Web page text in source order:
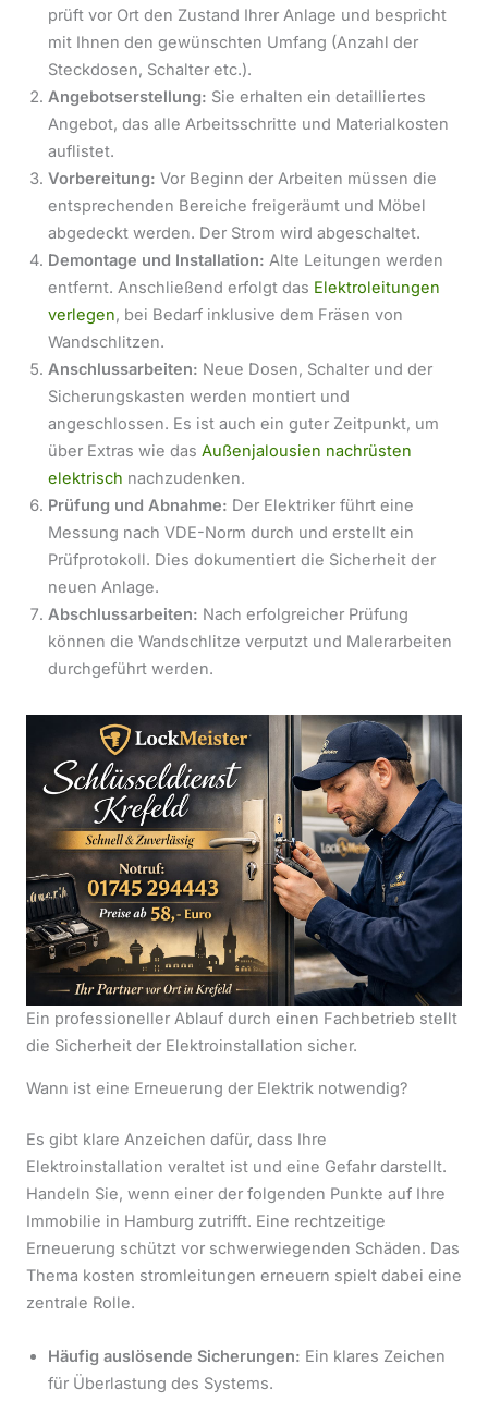
prüft vor Ort den Zustand Ihrer Anlage und bespricht
mit Ihnen den gewünschten Umfang (Anzahl der
Steckdosen, Schalter etc.).
Angebotserstellung: Sie erhalten ein detailliertes
Angebot, das alle Arbeitsschritte und Materialkosten
auflistet.
Vorbereitung: Vor Beginn der Arbeiten müssen die
entsprechenden Bereiche freigeräumt und Möbel
abgedeckt werden. Der Strom wird abgeschaltet.
Demontage und Installation: Alte Leitungen werden
entfernt. Anschließend erfolgt das Elektroleitungen
verlegen, bei Bedarf inklusive dem Fräsen von
Wandschlitzen.
Anschlussarbeiten: Neue Dosen, Schalter und der
Sicherungskasten werden montiert und
angeschlossen. Es ist auch ein guter Zeitpunkt, um
über Extras wie das Außenjalousien nachrüsten
elektrisch nachzudenken.
Prüfung und Abnahme: Der Elektriker führt eine
Messung nach VDE-Norm durch und erstellt ein
Prüfprotokoll. Dies dokumentiert die Sicherheit der
neuen Anlage.
Abschlussarbeiten: Nach erfolgreicher Prüfung
können die Wandschlitze verputzt und Malerarbeiten
durchgeführt werden.
Ein professioneller Ablauf durch einen Fachbetrieb stellt
die Sicherheit der Elektroinstallation sicher.
Wann ist eine Erneuerung der Elektrik notwendig?
Es gibt klare Anzeichen dafür, dass Ihre
Elektroinstallation veraltet ist und eine Gefahr darstellt.
Handeln Sie, wenn einer der folgenden Punkte auf Ihre
Immobilie in Hamburg zutrifft. Eine rechtzeitige
Erneuerung schützt vor schwerwiegenden Schäden. Das
Thema kosten stromleitungen erneuern spielt dabei eine
zentrale Rolle.
Häufig auslösende Sicherungen: Ein klares Zeichen
für Überlastung des Systems.